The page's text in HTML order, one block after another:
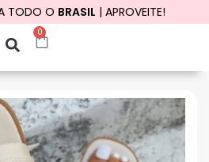
TODO O BRASIL | APROVEITE!
0